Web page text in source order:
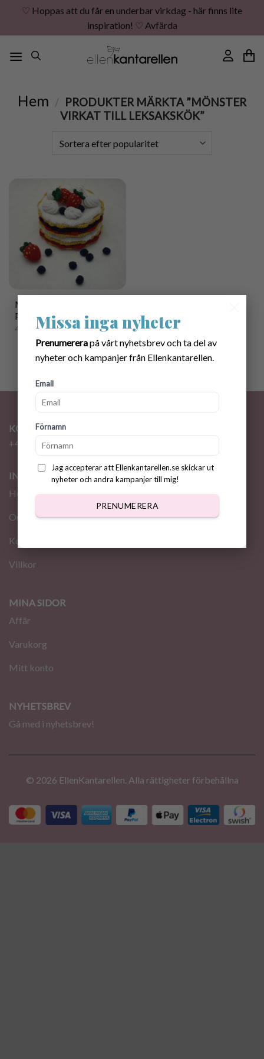
Missa inga nyheter
Prenumererapå vårt nyhetsbrev och ta del av
nyheter och kampanjer från Ellenkantarellen.
Email
Förnamn
Jag accepterar att Ellenkantarellen.se skickar ut
nyheter och andra kampanjer till mig!
PRENUMERERA
♡ Hoppas att du får en underbar virkdag - här finns lite
inspiration! ♡ Avfärda
Hem / PRODUKTER MÄRKTA ”MÖNSTER
VIRKAT TILL LEKSAKSKÖK”
Mönster virkad
Pannkakstårta
40.00kr
KONTAKT
+46 72 310 46 48
INFORMATION
Hem
Om oss
Kontakt
Villkor
MINA SIDOR
Affär
Varukorg
Mitt konto
NYHETSBREV
Gå med i nyhetsbrev!
© 2026 EllenKantarellen. Alla rättigheter förbehållna